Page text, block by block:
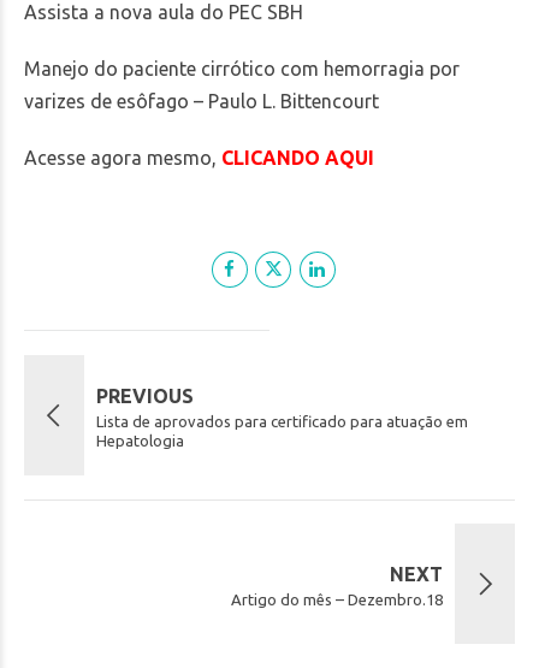
Assista a nova aula do PEC SBH
Manejo do paciente cirrótico com hemorragia por
varizes de esôfago – Paulo L. Bittencourt
Acesse agora mesmo, CLICANDO AQUI
PREVIOUS
Lista de aprovados para certificado para atuação em
Hepatologia
NEXT
Artigo do mês – Dezembro.18